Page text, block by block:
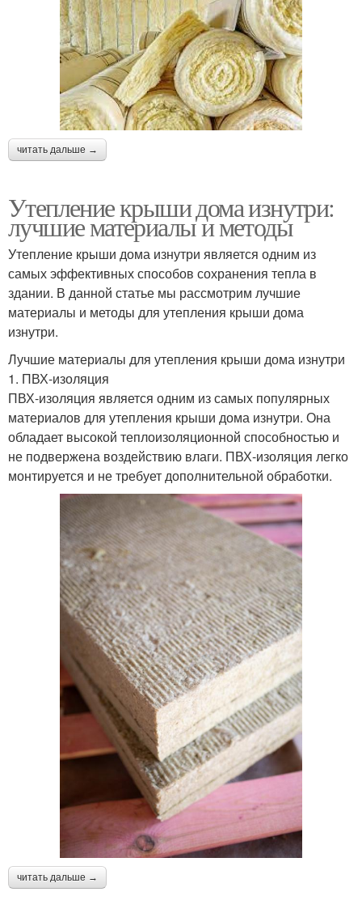
читать дальше →
Утепление крыши дома изнутри:
лучшие материалы и методы
Утепление крыши дома изнутри является одним из
самых эффективных способов сохранения тепла в
здании. В данной статье мы рассмотрим лучшие
материалы и методы для утепления крыши дома
изнутри.
Лучшие материалы для утепления крыши дома изнутри
1. ПВХ-изоляция
ПВХ-изоляция является одним из самых популярных
материалов для утепления крыши дома изнутри. Она
обладает высокой теплоизоляционной способностью и
не подвержена воздействию влаги. ПВХ-изоляция легко
монтируется и не требует дополнительной обработки.
читать дальше →